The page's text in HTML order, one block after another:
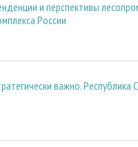
и перспективы
России
важно. Республика